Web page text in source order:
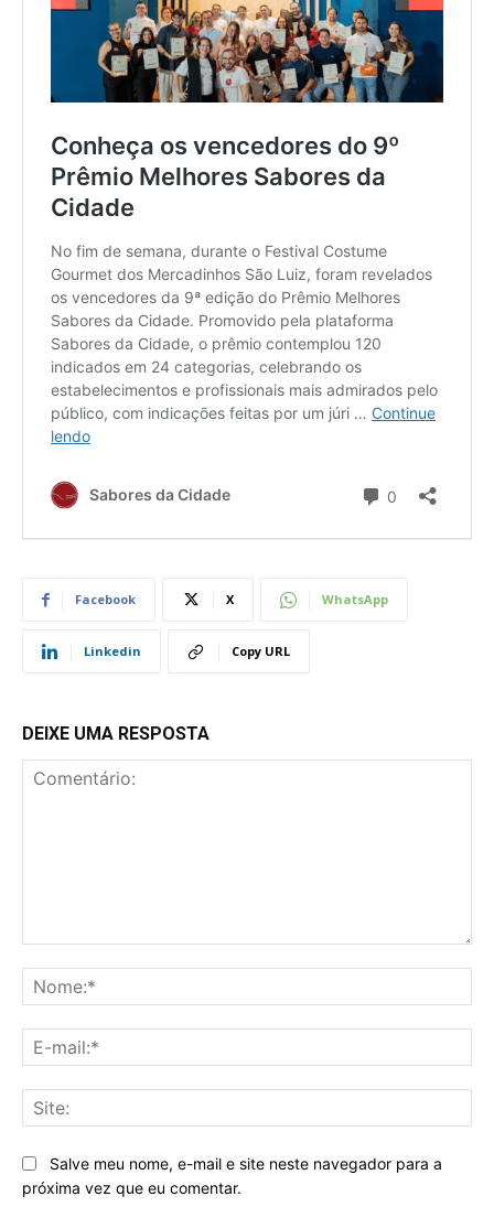
Facebook X WhatsApp
Linkedin Copy URL
DEIXE UMA RESPOSTA
Salve meu nome, e-mail e site neste navegador para a
próxima vez que eu comentar.